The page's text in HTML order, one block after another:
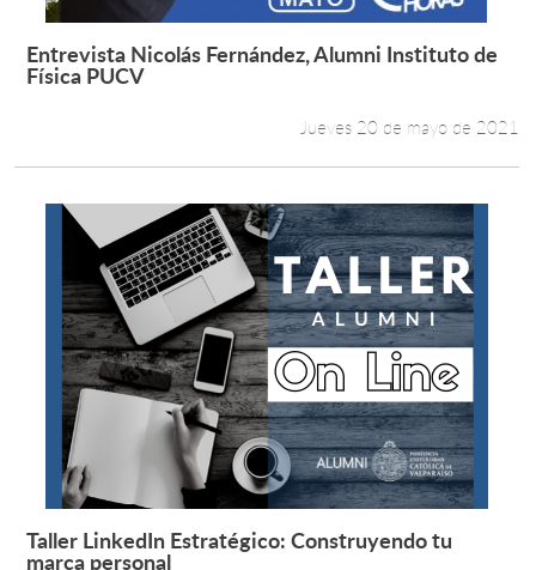
Leer más +
Entrevista Nicolás Fernández, Alumni Instituto de
Física PUCV
Jueves 20 de mayo de 2021
Leer más +
Taller LinkedIn Estratégico: Construyendo tu
marca personal